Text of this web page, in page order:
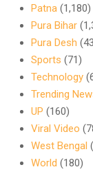
Patna (1,180)
Pura Bihar
Pura Desh
Sports (71)
Technology
Trending
UP (160)
Viral Video
West Bengal
World (180)